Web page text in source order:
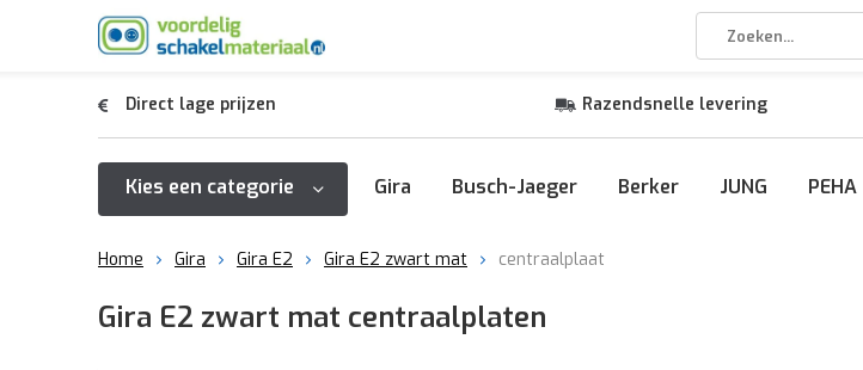
Direct lage prijzen Razendsnelle levering
Kies een categorie Gira Busch-Jaeger Berker JUNG PEHA
Home Gira Gira E2 Gira E2 zwart mat centraalplaat
Gira E2 zwart mat centraalplaten